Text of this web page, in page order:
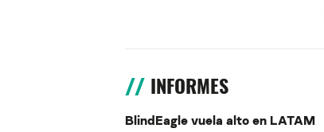
INFORMES
BlindEagle vuela alto en LATAM